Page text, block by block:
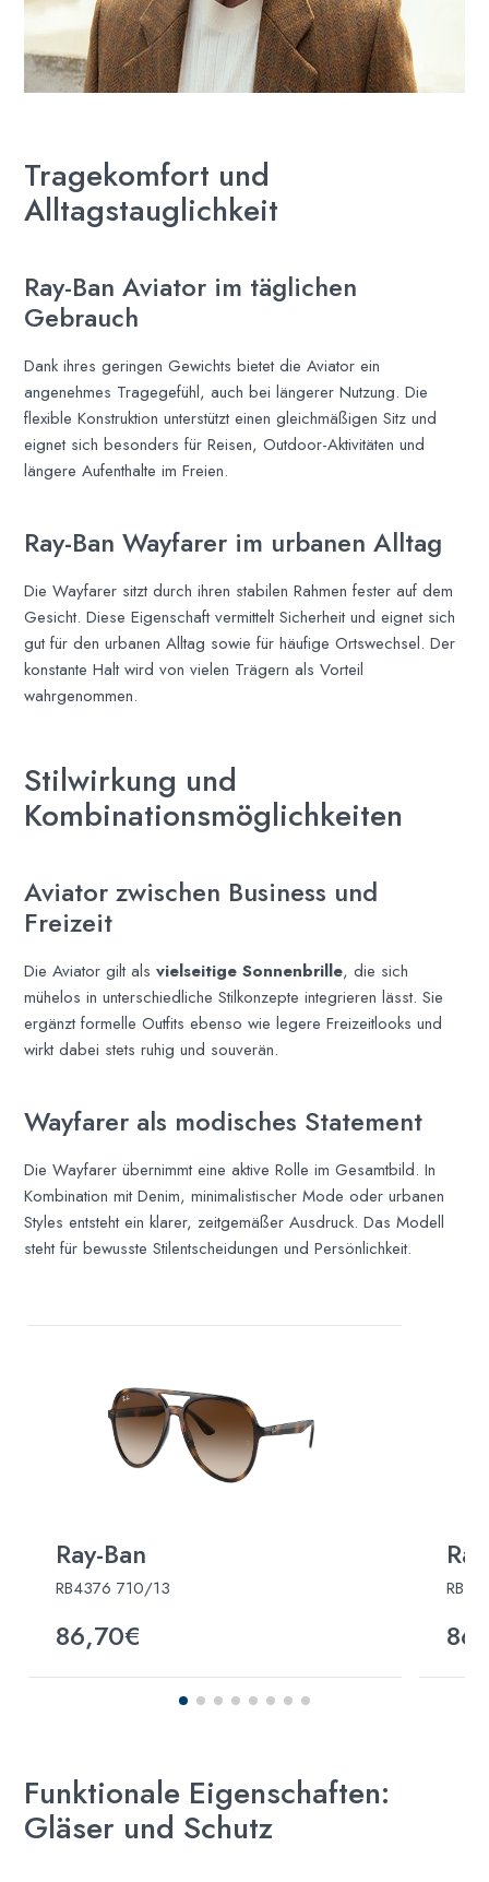
Tragekomfort und
Alltagstauglichkeit
Ray-Ban Aviator im täglichen
Gebrauch
Dank ihres geringen Gewichts bietet die Aviator ein
angenehmes Tragegefühl, auch bei längerer Nutzung. Die
flexible Konstruktion unterstützt einen gleichmäßigen Sitz und
eignet sich besonders für Reisen, Outdoor-Aktivitäten und
längere Aufenthalte im Freien.
Ray-Ban Wayfarer im urbanen Alltag
Die Wayfarer sitzt durch ihren stabilen Rahmen fester auf dem
Gesicht. Diese Eigenschaft vermittelt Sicherheit und eignet sich
gut für den urbanen Alltag sowie für häufige Ortswechsel. Der
konstante Halt wird von vielen Trägern als Vorteil
wahrgenommen.
Stilwirkung und
Kombinationsmöglichkeiten
Aviator zwischen Business und
Freizeit
Die Aviator gilt alsvielseitige Sonnenbrille, die sich
mühelos in unterschiedliche Stilkonzepte integrieren lässt. Sie
ergänzt formelle Outfits ebenso wie legere Freizeitlooks und
wirkt dabei stets ruhig und souverän.
Wayfarer als modisches Statement
Die Wayfarer übernimmt eine aktive Rolle im Gesamtbild. In
Kombination mit Denim, minimalistischer Mode oder urbanen
Styles entsteht ein klarer, zeitgemäßer Ausdruck. Das Modell
steht für bewusste Stilentscheidungen und Persönlichkeit.
Ray-Ban
RB4376 710/13
86,70€
Funktionale Eigenschaften:
Gläser und Schutz